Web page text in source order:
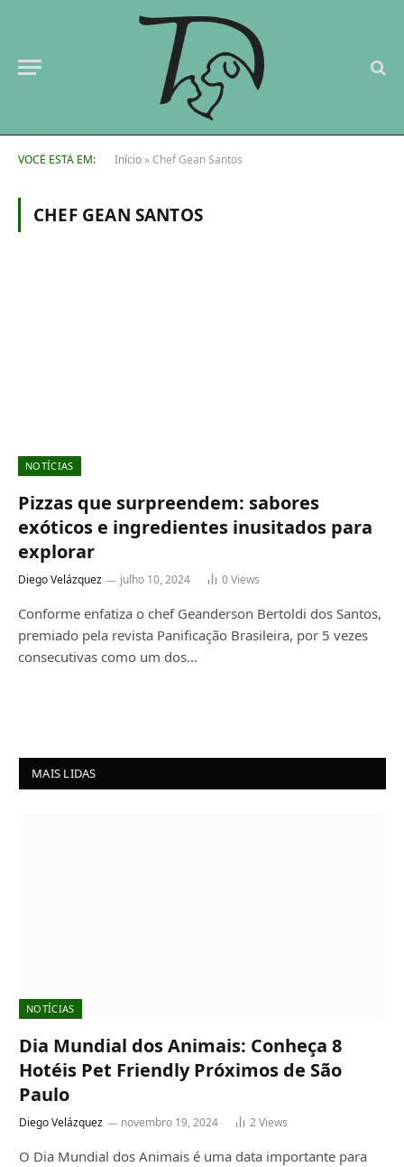
VOCÊ ESTÁ EM: Início »Chef Gean Santos
CHEF GEAN SANTOS
NOTÍCIAS
Pizzas que surpreendem: sabores
exóticos e ingredientes inusitados para
explorar
Diego Velázquez julho 10, 2024 0Views
Conforme enfatiza o chef Geanderson Bertoldi dos Santos,
premiado pela revista Panificação Brasileira, por 5 vezes
consecutivas como um dos…
MAIS LIDAS
NOTÍCIAS
Dia Mundial dos Animais: Conheça 8
Hotéis Pet Friendly Próximos de São
Paulo
Diego Velázquez novembro 19, 2024 2Views
O Dia Mundial dos Animais é uma data importante para